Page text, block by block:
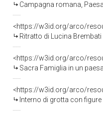
Campagna romana,
<https://w3id.org/arco/
Ritratto di Lucina
<https://w3id.org/arco/
Sacra Famiglia in un
<https://w3id.org/arco/
Interno di grotta con